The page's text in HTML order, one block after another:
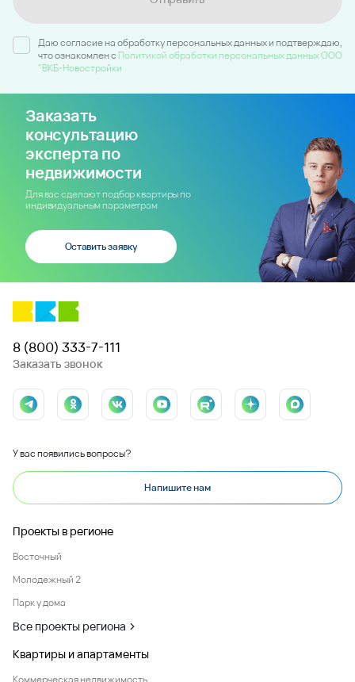
Даю согласие на обработку персональных данных и подтверждаю,
что ознакомлен c Политикой обработки персональных данных ООО
"ВКБ-Новостройки
Заказать
консультацию
эксперта по
недвижимости
Для вас сделают подбор квартиры по
индивидуальным параметрам
Оставить заявку
8 (800) 333-7-111
Заказать звонок
У вас появились вопросы?
Напишите нам
Проекты в регионе
Восточный
Молодежный 2
Парк у дома
Все проекты региона
Квартиры и апартаменты
Коммерческая недвижимость